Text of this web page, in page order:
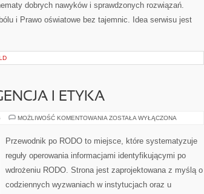
dobrych nawyków i sprawdzonych rozwiązań.
i Prawo oświatowe bez tajemnic. Idea serwisu jest
I ETYKA
MOŻLIWOŚĆ KOMENTOWANIA SZTUCZNA
ETYKA
ZOSTAŁA WYŁĄCZONA
Przewodnik po RODO to miejsce, które systematyzuje
reguły operowania informacjami identyfikującymi po
wdrożeniu RODO. Strona jest zaprojektowana z myślą o
codziennych wyzwaniach w instytucjach oraz u